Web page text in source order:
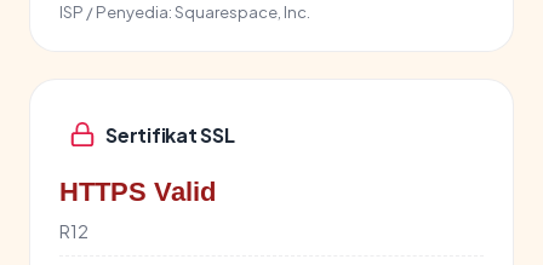
ISP / Penyedia:Squarespace, Inc.
Sertifikat SSL
HTTPS Valid
R12